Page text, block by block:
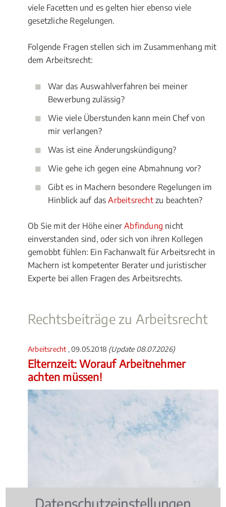
viele Facetten und es gelten hier ebenso viele
gesetzliche Regelungen.
Folgende Fragen stellen sich im Zusammenhang mit
dem Arbeitsrecht:
War das Auswahlverfahren bei meiner
Bewerbung zulässig?
Wie viele Überstunden kann mein Chef von
mir verlangen?
Was ist eine Änderungskündigung?
Wie gehe ich gegen eine Abmahnung vor?
Gibt es in Machern besondere Regelungen im
Hinblick auf dasArbeitsrechtzu beachten?
Ob Sie mit der Höhe einerAbfindung nicht
einverstanden sind, oder sich von ihren Kollegen
gemobbt fühlen: Ein Fachanwalt für Arbeitsrecht in
Machern ist kompetenter Berater und juristischer
Experte bei allen Fragen des Arbeitsrechts.
Rechtsbeiträge zu Arbeitsrecht
Arbeitsrecht , 09.05.2018 (Update 08.07.2026)
Elternzeit: Worauf Arbeitnehmer
achten müssen!
Datenschutzeinstellungen